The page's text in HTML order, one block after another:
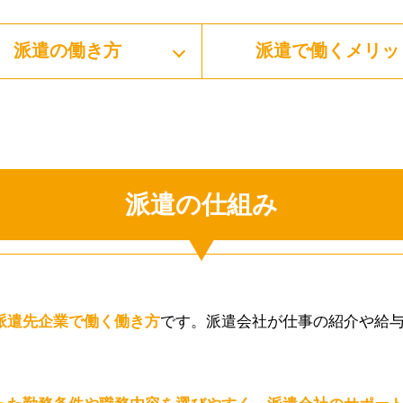
派遣の働き⽅ 派遣で働くメリ
派遣の仕組み
遣先企業で働く働き⽅です。派遣会社が仕事の紹介や給